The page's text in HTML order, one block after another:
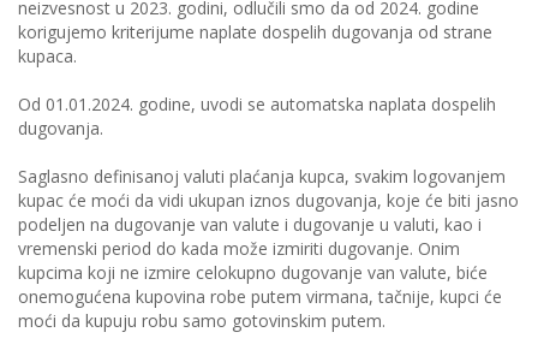
neizvesnost u 2023. godini, odlučili smo da od 2024. godine
korigujemo kriterijume naplate dospelih dugovanja od strane
kupaca.
Od 01.01.2024. godine, uvodi se automatska naplata dospelih
dugovanja.
Saglasno definisanoj valuti plaćanja kupca, svakim logovanjem
kupac će moći da vidi ukupan iznos dugovanja, koje će biti jasno
podeljen na dugovanje van valute i dugovanje u valuti, kao i
vremenski period do kada može izmiriti dugovanje. Onim
kupcima koji ne izmire celokupno dugovanje van valute, biće
onemogućena kupovina robe putem virmana, tačnije, kupci će
moći da kupuju robu samo gotovinskim putem.